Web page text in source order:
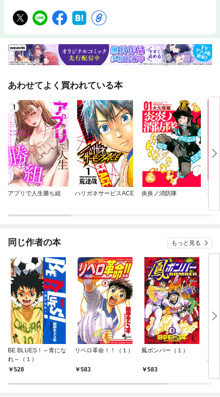
あわせてよく買われている本
アプリで人生勝ち組 ハリガネサービスACE 炎炎ノ消防隊 杖
同じ作者の本 もっと見る
BE BLUES！～青にな
れ～（１）
528
リベロ革命！！（１）
583
鳳ボンバー（１）
583
最
校